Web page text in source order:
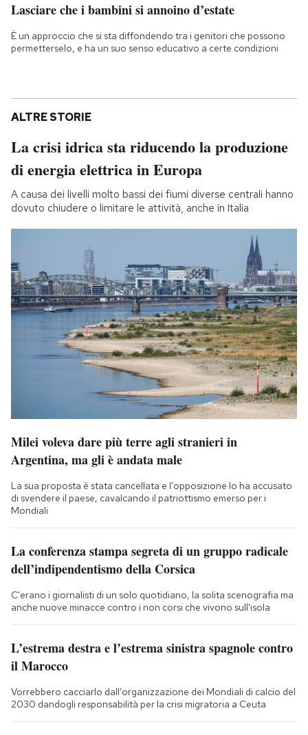
Lasciare che i bambini si annoino d’estate
È un approccio che si sta diffondendo tra i genitori che possono
permetterselo, e ha un suo senso educativo a certe condizioni
ALTRE STORIE
La crisi idrica sta riducendo la produzione
di energia elettrica in Europa
A causa dei livelli molto bassi dei fiumi diverse centrali hanno
dovuto chiudere o limitare le attività, anche in Italia
Milei voleva dare più terre agli stranieri in
Argentina, ma gli è andata male
La sua proposta è stata cancellata e l’opposizione lo ha accusato
di svendere il paese, cavalcando il patriottismo emerso per i
Mondiali
La conferenza stampa segreta di un gruppo radicale
dell’indipendentismo della Corsica
C'erano i giornalisti di un solo quotidiano, la solita scenografia ma
anche nuove minacce contro i non corsi che vivono sull'isola
L’estrema destra e l’estrema sinistra spagnole contro
il Marocco
Vorrebbero cacciarlo dall’organizzazione dei Mondiali di calcio del
2030 dandogli responsabilità per la crisi migratoria a Ceuta